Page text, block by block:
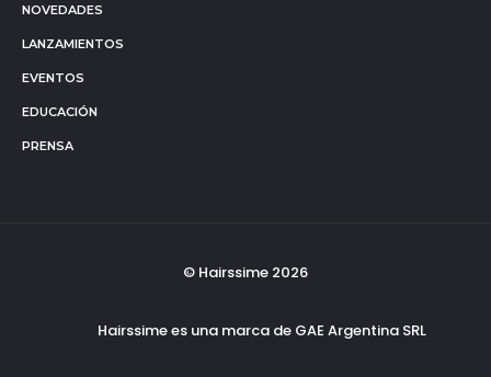
NOVEDADES
LANZAMIENTOS
EVENTOS
EDUCACIÓN
PRENSA
© Hairssime 2026
Hairssime es una marca de GAE Argentina SRL